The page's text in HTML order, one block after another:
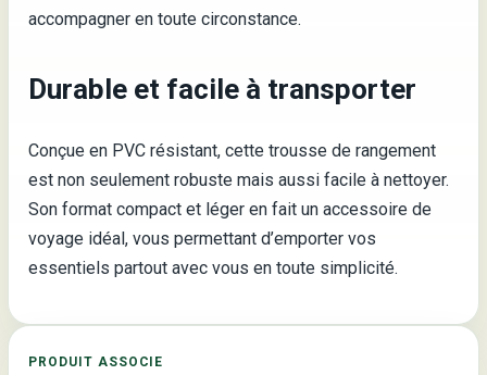
accompagner en toute circonstance.
Durable et facile à transporter
Conçue en PVC résistant, cette trousse de rangement
est non seulement robuste mais aussi facile à nettoyer.
Son format compact et léger en fait un accessoire de
voyage idéal, vous permettant d’emporter vos
essentiels partout avec vous en toute simplicité.
PRODUIT ASSOCIE